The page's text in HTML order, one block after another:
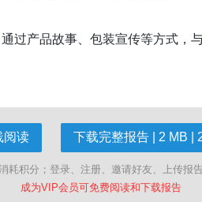
通过产品故事、包装宣传等方式，
阅读 下载完整报告 | 2 MB |
耗积分；登录、注册、邀请好友、上传报
成为VIP会员可免费阅读和下载报告